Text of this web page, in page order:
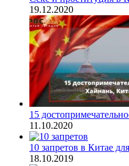
19.12.2020
15
11.10.2020
10 запретов в Китае
18.10.2019